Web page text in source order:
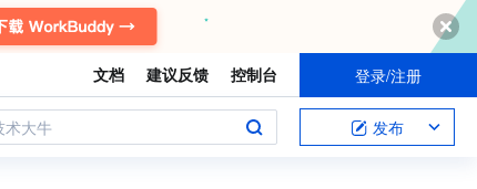
文档 建议反馈 控制台 登录/注册
术大牛 发布